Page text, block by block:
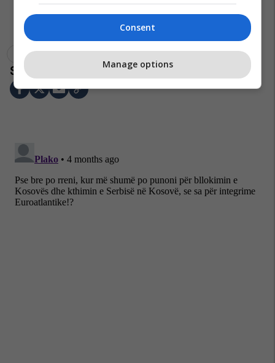
Emanuele Giaufret Integrimi Evropian Bedri Hamza
Consent
Manage options